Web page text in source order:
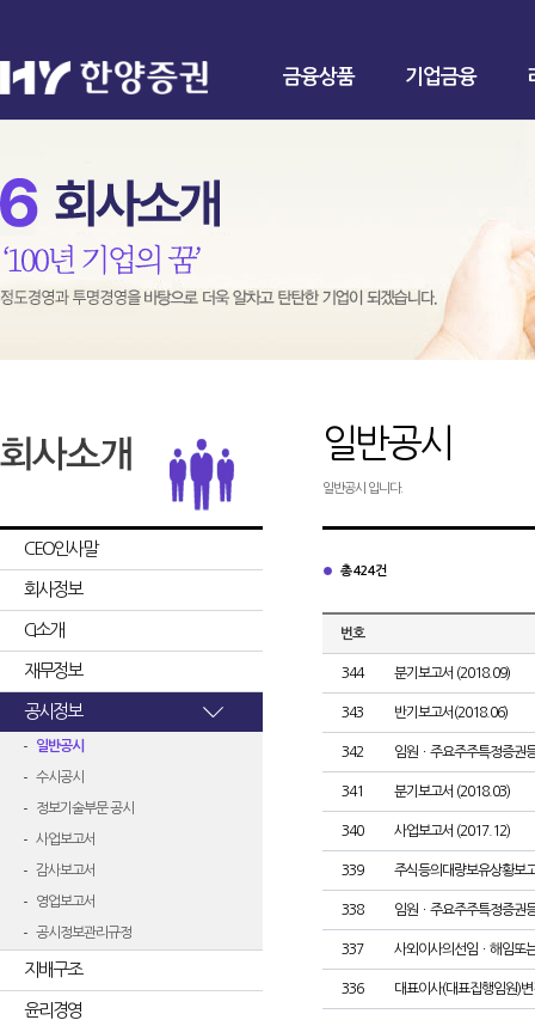
금융상품 기업금융
CEO인사말
회사정보
CI소개
재무정보
공시정보
일반공시
수시공시
정보기술부문 공시
사업보고서
감사보고서
영업보고서
공시정보관리규정
지배구조
윤리경영
일반공시
일반공시 입니다.
총 424건
번호
344 분기보고서 (2018.09)
343 반기보고서(2018.06)
342 임원ㆍ주요주주특정증권
341 분기보고서 (2018.03)
340 사업보고서 (2017.12)
339 주식등의대량보유상황보
338 임원ㆍ주요주주특정증권
337 사외이사의선임ㆍ해임또
336 대표이사(대표집행임원)